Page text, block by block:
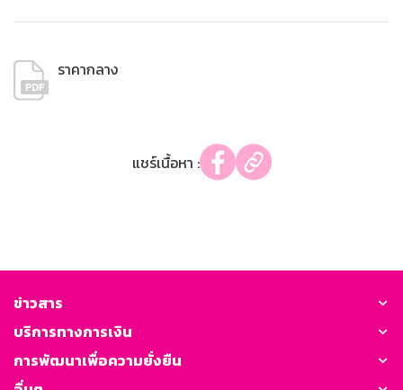
ราคากลาง
แชร์เนื้อหา :
ข่าวสาร
บริการทางการเงิน
การพัฒนาเพื่อความยั่งยืน